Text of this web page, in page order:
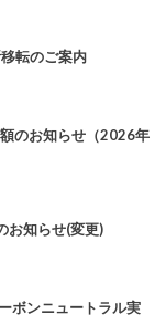
転のご案内
のお知らせ（2026年
お知らせ(変更)
ボンニュートラル実